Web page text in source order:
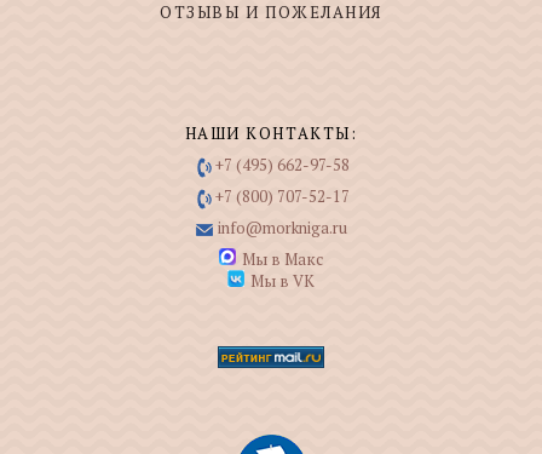
ОТЗЫВЫ И ПОЖЕЛАНИЯ
НАШИ КОНТАКТЫ:
+7 (495) 662-97-58
+7 (800) 707-52-17
info@morkniga.ru
Мы в Макс
Мы в VK